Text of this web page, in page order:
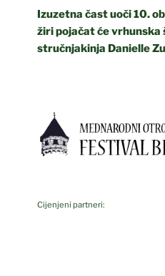
Post
Izuzetna čast uoči 10.
žiri pojačat će vrhunska
stručnjakinja Danielle
Cijenjeni partneri: